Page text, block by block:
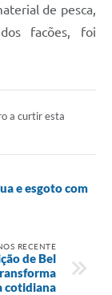
de pesca,
facões, foi
a curtir esta
e esgoto com
RECENTE
de Bel
cotidiana